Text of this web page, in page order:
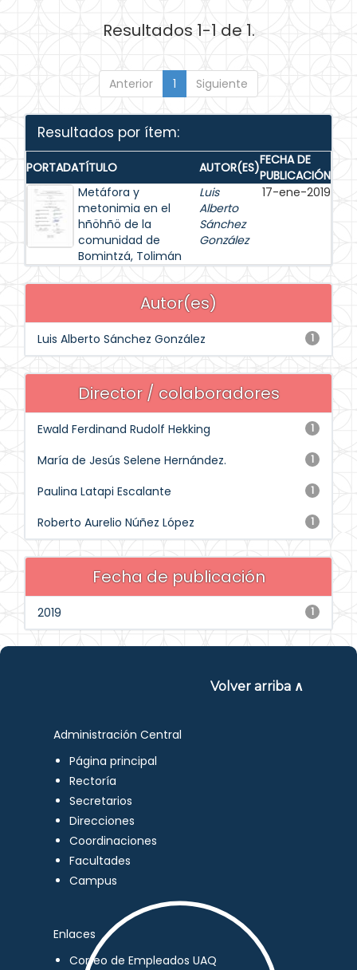
Resultados 1-1 de 1.
Anterior 1 Siguiente
Resultados por ítem:
PORTADATÍTULO AUTOR(ES)FECHA DE
PUBLICACIÓN
Metáfora y
metonimia en el
hñöhñö de la
comunidad de
Bomintzá, Tolimán
Luis
Alberto
Sánchez
González
17-ene-2019
Autor(es)
1
Luis Alberto Sánchez González
Director / colaboradores
1
Ewald Ferdinand Rudolf Hekking
1
María de Jesús Selene Hernández.
1
Paulina Latapi Escalante
1
Roberto Aurelio Núñez López
Fecha de publicación
1
2019
Volver arriba ∧
Administración Central
Página principal
Rectoría
Secretarios
Direcciones
Coordinaciones
Facultades
Campus
Enlaces
Correo de Empleados UAQ